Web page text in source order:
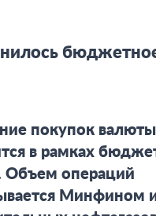
покупок
в рамках
Объем операций
Минфином